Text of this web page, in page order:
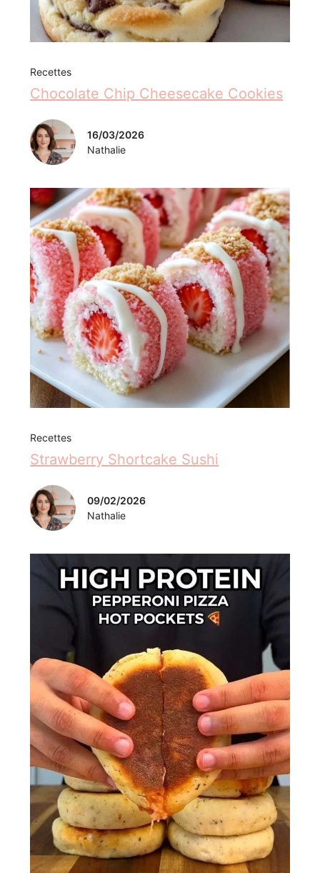
Recettes
Chocolate Chip Cheesecake Cookies
16/03/2026
Nathalie
Recettes
Strawberry Shortcake Sushi
09/02/2026
Nathalie